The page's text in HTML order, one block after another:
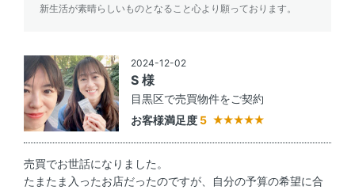
新生活が素晴らしいものとなること心より願っております。
2024-12-02
S 様
目黒区で売買物件をご契約
お客様満足度 5
売買でお世話になりました。
たまたま入ったお店だったのですが、自分の予算の希望に合